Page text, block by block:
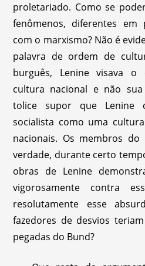
proletariado. Como se
fenômenos, diferentes
com o marxismo? Não é
palavra de ordem de
burguês, Lenine visava o
cultura nacional e não
tolice supor que Lenine
socialista como uma
nacionais. Os membros
verdade, durante certo
obras de Lenine
vigorosamente contra
resolutamente esse
fazedores de desvios
pegadas do Bund?